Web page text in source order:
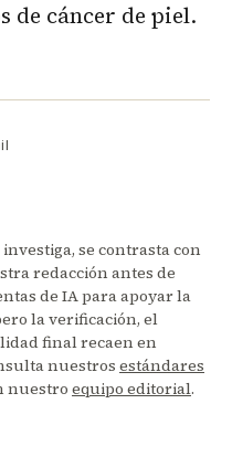
de cáncer de piel.
se contrasta con
redacción antes de
de IA para apoyar la
la verificación, el
final recaen en
nuestros estándares
nuestro equipo editorial.